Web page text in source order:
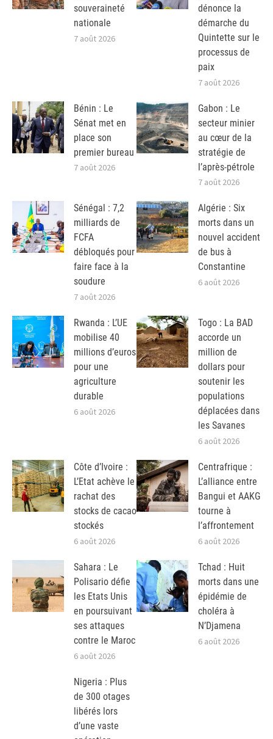
souveraineté
nationale
7 août 2026
dénonce la
démarche du
Quintette sur le
processus de
paix
7 août 2026
Bénin : Le
Sénat met en
place son
premier bureau
7 août 2026
Gabon : Le
secteur minier
au cœur de la
stratégie de
l’après-pétrole
7 août 2026
Sénégal : 7,2
milliards de
FCFA
débloqués pour
faire face à la
soudure
7 août 2026
Algérie : Six
morts dans un
nouvel accident
de bus à
Constantine
6 août 2026
Rwanda : L’UE
mobilise 40
millions d’euros
pour une
agriculture
durable
6 août 2026
Togo : La BAD
accorde un
million de
dollars pour
soutenir les
populations
déplacées dans
les Savanes
6 août 2026
Côte d’Ivoire :
L’Etat achève le
rachat des
stocks de cacao
stockés
6 août 2026
Centrafrique :
L’alliance entre
Bangui et AAKG
tourne à
l’affrontement
6 août 2026
Sahara : Le
Polisario défie
les Etats Unis
en poursuivant
ses attaques
contre le Maroc
6 août 2026
Tchad : Huit
morts dans une
épidémie de
choléra à
N’Djamena
6 août 2026
Nigeria : Plus
de 300 otages
libérés lors
d’une vaste